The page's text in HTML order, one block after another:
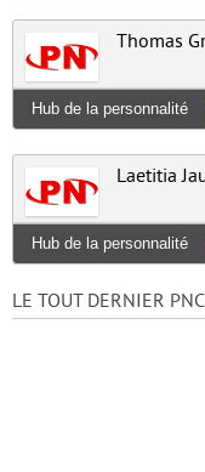
Thomas
Hub de la personnalité
Laetitia
Hub de la personnalité
LE TOUT DERNIER